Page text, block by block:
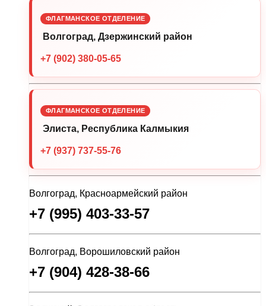
ФЛАГМАНСКОЕ ОТДЕЛЕНИЕ
Волгоград, Дзержинский район
+7 (902) 380-05-65
ФЛАГМАНСКОЕ ОТДЕЛЕНИЕ
Элиста, Республика Калмыкия
+7 (937) 737-55-76
Волгоград, Красноармейский район
+7 (995) 403-33-57
Волгоград, Ворошиловский район
+7 (904) 428-38-66